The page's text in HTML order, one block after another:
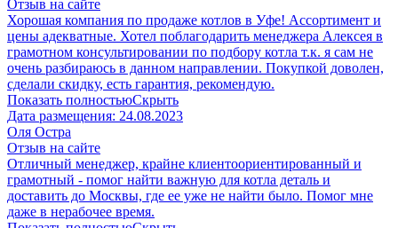
Отзыв на сайте
Хорошая компания по продаже котлов в Уфе! Ассортимент и
цены адекватные. Хотел поблагодарить менеджера Алексея в
грамотном консультировании по подбору котла т.к. я сам не
очень разбираюсь в данном направлении. Покупкой доволен,
сделали скидку, есть гарантия, рекомендую.
Показать полностьюСкрыть
Дата размещения: 24.08.2023
​Оля Остра
Отзыв на сайте
Отличный менеджер, крайне клиентоориентированный и
грамотный - помог найти важную для котла деталь и
доставить до Москвы, где ее уже не найти было. Помог мне
даже в нерабочее время.